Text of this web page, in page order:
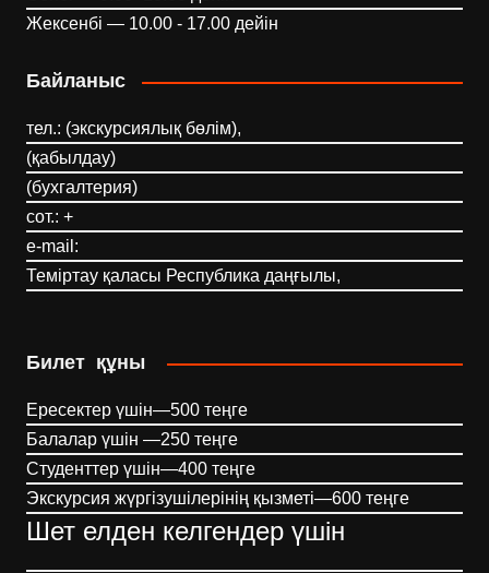
Жексенбі — 10.00 - 17.00 дейін
Байланыс
тел.: (экскурсиялық бөлім),
(қабылдау)
(бухгалтерия)
сот.: +
e-mail:
Теміртау қаласы Республика даңғылы,
Билет құны
Ересектер үшін—500 теңге
Балалар үшін —250 теңге
Студенттер үшін—400 теңге
Экскурсия жүргізушілерінің қызметі—600 теңге
Шет елден келгендер үшін